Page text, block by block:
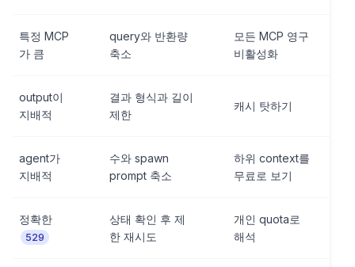
특정 MCP
가 큼
query와 반환량
축소
모든 MCP 영구
비활성화
output이
지배적
결과 형식과 길이
제한
캐시 탓하기
agent가
지배적
수와 spawn
prompt 축소
하위 context를
무료로 보기
정확한
529
상태 확인 후 제
한 재시도
개인 quota로
해석